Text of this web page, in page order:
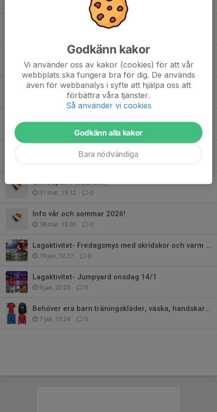
0
Lagaktivitet- Kvällsdopp i Kåsjön tors 25/6 kl 19:30
Information om Gothia Cup 2026 – P12
15 jun, 17:15 0
Hälsning från gänget i Slottskogen!
11 maj, 23:22 0
0
Här beställer ni kläder från MBK shoppen!
Giffcupen i Tidaholm
31 mar, 19:12 0
Info vår och sommar 2026!
18 mar, 13:05 0
Lagaktivitet- Fredagsmys med skridskor och varm choklad!
19 jan, 12:37 0
Lagaktivitet- Jumpyard onsdag 14/1
9 jan, 22:23 0
Behöver era barn träningskläder, väska, handskar mm?
7 jan, 13:24 0
Godkänn kakor
Vi använder oss av kakor (cookies) för att vår
webbplats ska fungera bra för dig. De används
även för webbanalys i syfte att hjälpa oss att
förbättra våra tjänster.
Så använder vi cookies
Godkänn alla kakor
Bara nödvändiga